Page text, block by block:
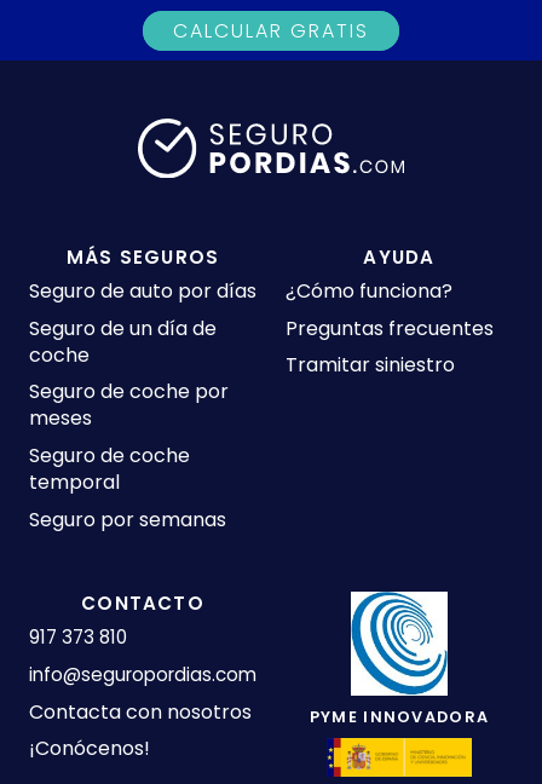
CALCULAR GRATIS
MÁS SEGUROS
Seguro de auto por días
Seguro de un día de
coche
Seguro de coche por
meses
Seguro de coche
temporal
Seguro por semanas
AYUDA
¿Cómo funciona?
Preguntas frecuentes
Tramitar siniestro
CONTACTO
917 373 810
info@seguropordias.com
Contacta con nosotros
¡Conócenos!
PYME INNOVADORA